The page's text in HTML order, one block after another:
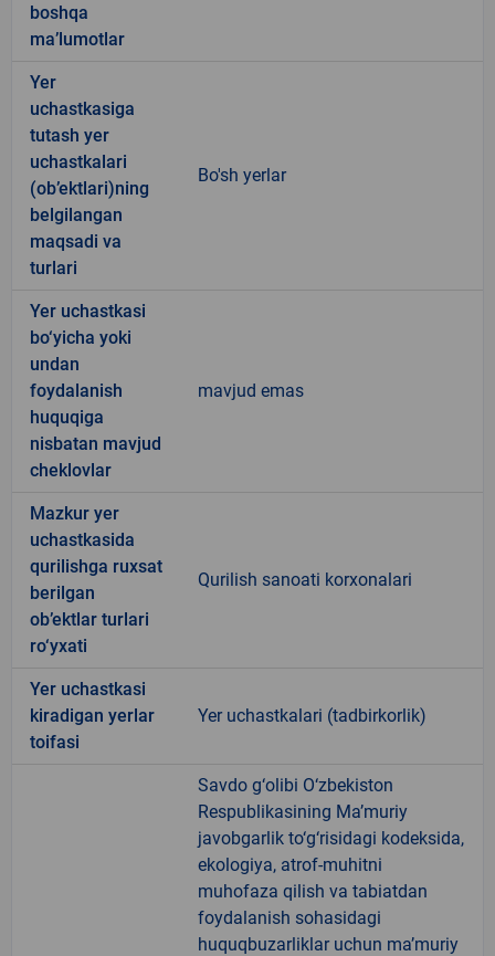
boshqa
ma’lumotlar
Yer
uchastkasiga
tutash yer
uchastkalari
(ob’ektlari)ning
belgilangan
maqsadi va
turlari
Bo'sh yerlar
Yer uchastkasi
bo‘yicha yoki
undan
foydalanish
huquqiga
nisbatan mavjud
cheklovlar
mavjud emas
Mazkur yer
uchastkasida
qurilishga ruxsat
berilgan
ob’ektlar turlari
ro‘yxati
Qurilish sanoati korxonalari
Yer uchastkasi
kiradigan yerlar
toifasi
Yer uchastkalari (tadbirkorlik)
Savdo g‘olibi O‘zbekiston
Respublikasining Ma’muriy
javobgarlik to‘g‘risidagi kodeksida,
ekologiya, atrof-muhitni
muhofaza qilish va tabiatdan
foydalanish sohasidagi
huquqbuzarliklar uchun ma’muriy